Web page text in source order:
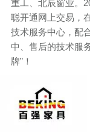
重工、北辰窗业。
聪开通网上交易，
技术服务中心，配
中、售后的技术服
牌”！